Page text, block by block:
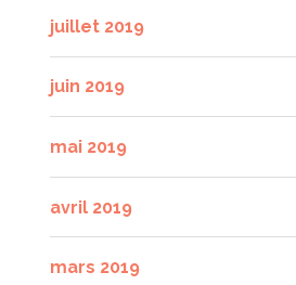
juillet 2019
juin 2019
mai 2019
avril 2019
mars 2019